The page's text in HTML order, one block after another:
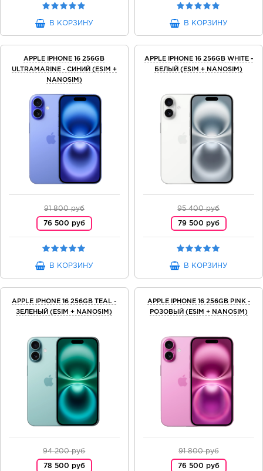
В КОРЗИНУ В КОРЗИНУ
APPLE IPHONE 16 256GB
ULTRAMARINE - СИНИЙ (ESIM +
NANOSIM)
91 800 руб
76 500 руб
В КОРЗИНУ
APPLE IPHONE 16 256GB WHITE -
БЕЛЫЙ (ESIM + NANOSIM)
95 400 руб
79 500 руб
В КОРЗИНУ
APPLE IPHONE 16 256GB TEAL -
ЗЕЛЕНЫЙ (ESIM + NANOSIM)
94 200 руб
78 500 руб
APPLE IPHONE 16 256GB PINK -
РОЗОВЫЙ (ESIM + NANOSIM)
91 800 руб
76 500 руб